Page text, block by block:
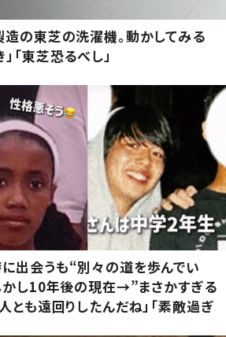
の東芝の洗濯機。動かしてみる
「東芝恐るべし」
出会うも“別々の道を歩んでい
かし10年後の現在→”まさかすぎる
とも遠回りしたんだね」「素敵過ぎ